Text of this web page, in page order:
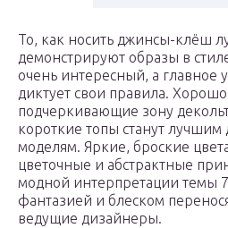
То, как носить джинсы-клёш
демонстрируют образы в
очень интересный, а главное
диктует свои правила.
подчеркивающие зону
короткие топы станут
моделям. Яркие, броские
цветочные и абстрактные
модной интерпретации темы
фантазией и блеском
ведущие дизайнеры.